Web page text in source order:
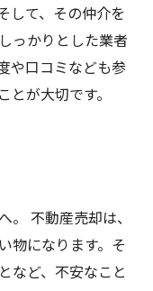
して、その仲介を
っかりとした業者
や口コミなども参
が大切です。
。 不動産売却は、
物になります。そ
など、不安なこと